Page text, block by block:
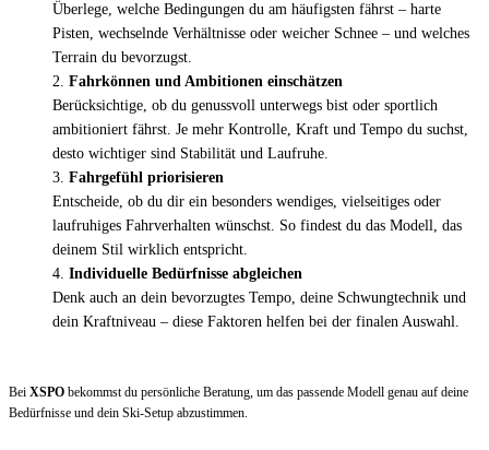
Überlege, welche Bedingungen du am häufigsten fährst – harte
Pisten, wechselnde Verhältnisse oder weicher Schnee – und welches
Terrain du bevorzugst.
Fahrkönnen und Ambitionen einschätzen
Berücksichtige, ob du genussvoll unterwegs bist oder sportlich
ambitioniert fährst. Je mehr Kontrolle, Kraft und Tempo du suchst,
desto wichtiger sind Stabilität und Laufruhe.
Fahrgefühl priorisieren
Entscheide, ob du dir ein besonders wendiges, vielseitiges oder
laufruhiges Fahrverhalten wünschst. So findest du das Modell, das
deinem Stil wirklich entspricht.
Individuelle Bedürfnisse abgleichen
Denk auch an dein bevorzugtes Tempo, deine Schwungtechnik und
dein Kraftniveau – diese Faktoren helfen bei der finalen Auswahl.
Bei XSPO bekommst du persönliche Beratung, um das passende Modell genau auf deine
Bedürfnisse und dein Ski-Setup abzustimmen.